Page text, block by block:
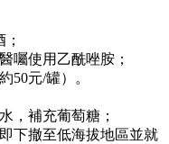
囑使用乙酰唑胺；
50元/罐）。
，補充葡萄糖；
下撤至低海拔地區並就